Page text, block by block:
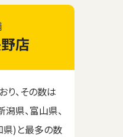
店
、その数は
県、富山県、
県)と最多の数